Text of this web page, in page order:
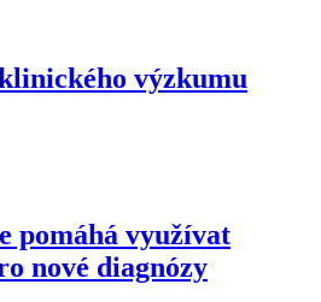
výzkumu
pomáhá využívat
nové diagnózy